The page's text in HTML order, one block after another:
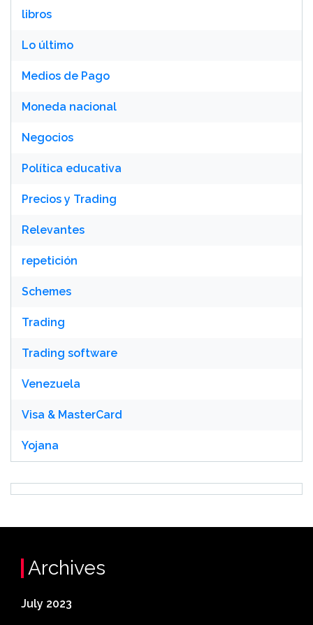
libros
Lo último
Medios de Pago
Moneda nacional
Negocios
Política educativa
Precios y Trading
Relevantes
repetición
Schemes
Trading
Trading software
Venezuela
Visa & MasterCard
Yojana
Archives
July 2023